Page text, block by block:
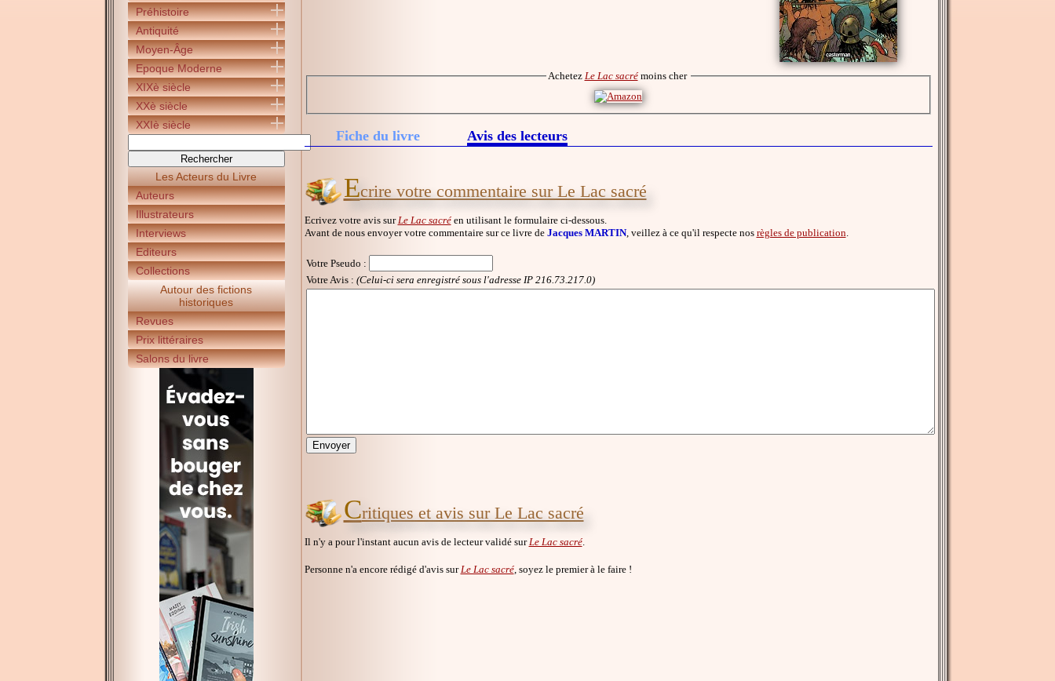
Préhistoire
Antiquité
Moyen-Âge
Epoque Moderne
XIXè siècle
XXè siècle
XXIè siècle
Les Acteurs du Livre
Auteurs
Illustrateurs
Interviews
Editeurs
Collections
Autour des fictions
historiques
Revues
Prix littéraires
Salons du livre
Achetez Le Lac sacrémoins cher
Fiche du livre Avis des lecteurs
Ecrire votre commentaire sur Le Lac sacré
Ecrivez votre avis sur Le Lac sacréen utilisant le formulaire ci-dessous.
Avant de nous envoyer votre commentaire sur ce livre de Jacques MARTIN, veillez à ce qu'il respecte nos règles de publication
Votre Pseudo :
Votre Avis : (Celui-ci sera enregistré sous l'adresse IP 216.73.217.0)
Critiques et avis sur Le Lac sacré
Il n'y a pour l'instant aucun avis de lecteur validé surLe Lac sacré.
Personne n'a encore rédigé d'avis sur Le Lac sacré, soyez le premier à le faire !